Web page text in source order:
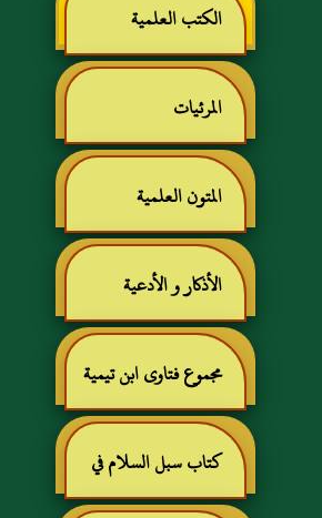
الكتب العلمية
المرئيات
المتون العلمية
الأذكار و الأدعية
مجموع فتاوى ابن تيمية
كتاب سبل السلام في